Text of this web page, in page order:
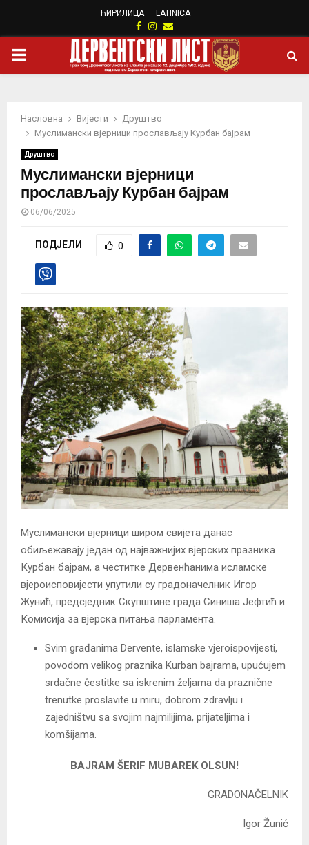
ЋИРИЛИЦА LATINICA
Facebook
Instagram
Email
PRIMARY
Насловна Вијести
Друштво
Муслимански вјерници прослављају Курбан бајрам
Друштво
Муслимански вјерници
прослављају Курбан бајрам
06/06/2025
ПОДЈЕЛИ 0
Муслимански вјерници широм свијета данас
обиљежавају један од најважнијих вјерских празника
Курбан бајрам, a честитке Дервенћанима исламске
вјероисповијести упутили су градоначелник Игор
Жунић, предсједник Скупштине града Синиша Јефтић и
Комисија за вјерска питања парламента.
Svim građanima Dervente, islamske vjeroispovijesti,
povodom velikog praznika Kurban bajrama, upućujem
srdačne čestitke sa iskrenim željama da praznične
trenutke proslavite u miru, dobrom zdravlju i
zajedništvu sa svojim najmilijima, prijateljima i
komšijama.
BAJRAM ŠERIF MUBAREK OLSUN!
GRADONAČELNIK
Igor Žunić